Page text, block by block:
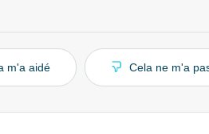
m'a aidé Cela ne m'a